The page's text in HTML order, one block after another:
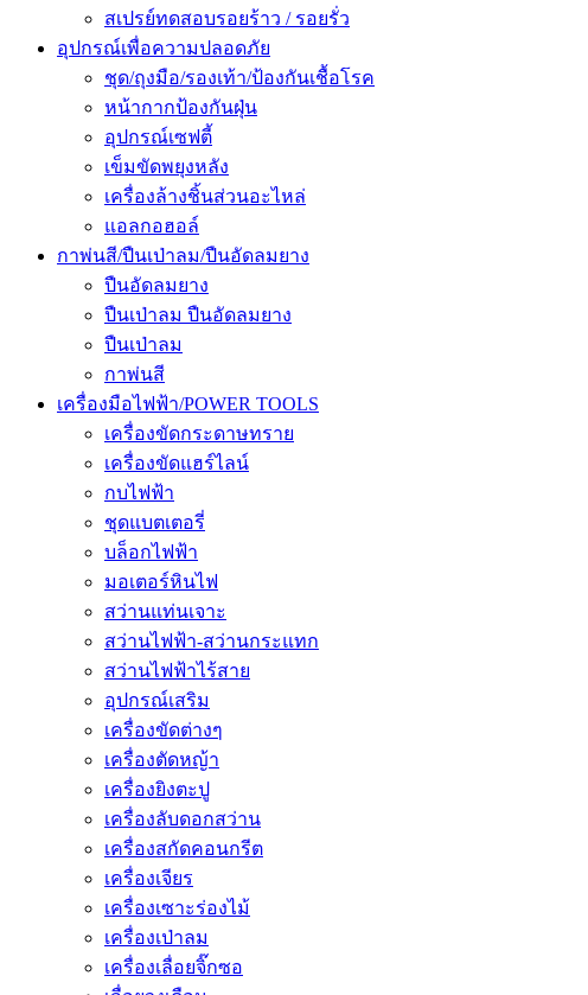
สเปรย์ทดสอบรอยร้าว / รอยรั่ว
อุปกรณ์เพื่อความปลอดภัย
ชุด/ถุงมือ/รองเท้า/ป้องกันเชื้อโรค
หน้ากากป้องกันฝุ่น
อุปกรณ์เซฟตี้
เข็มขัดพยุงหลัง
เครื่องล้างชิ้นส่วนอะไหล่
แอลกอฮอล์
กาพ่นสี/ปืนเป่าลม/ปืนอัดลมยาง
ปืนอัดลมยาง
ปืนเป่าลม ปืนอัดลมยาง
ปืนเป่าลม
กาพ่นสี
เครื่องมือไฟฟ้า/POWER TOOLS
เครื่องขัดกระดาษทราย
เครื่องขัดแฮร์ไลน์
กบไฟฟ้า
ชุดแบตเตอรี่
บล็อกไฟฟ้า
มอเตอร์หินไฟ
สว่านแท่นเจาะ
สว่านไฟฟ้า-สว่านกระแทก
สว่านไฟฟ้าไร้สาย
อุปกรณ์เสริม
เครื่องขัดต่างๆ
เครื่องตัดหญ้า
เครื่องยิงตะปู
เครื่องลับดอกสว่าน
เครื่องสกัดคอนกรีต
เครื่องเจียร
เครื่องเซาะร่องไม้
เครื่องเป่าลม
เครื่องเลื่อยจิ๊กซอ